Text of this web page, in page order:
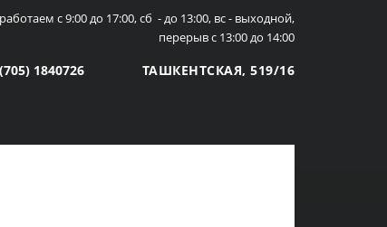
работаем с 9:00 до 17:00, сб - до 13:00, вс - выходной,
перерыв с 13:00 до 14:00
1840726 ТАШКЕНТСКАЯ, 519/16